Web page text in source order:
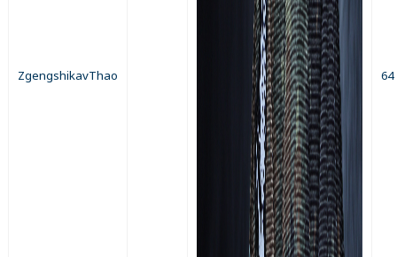
ZgengshikavThao 64